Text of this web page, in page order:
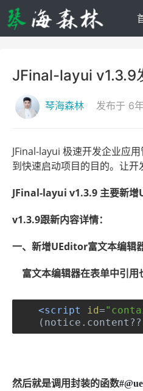
JFinal-layui v1.3.9
琴海森林 发布于 6
JFinal-layui 极速开发企业应
到快速启动项目的目的。让
JFinal-layui v1.3.9 主要新增
v1.3.9跟新内容详情：
一、新增UEditor富文本编辑
富文本编辑器在表单中引
<script id=
( notice . content
然后就是调用封装的函数